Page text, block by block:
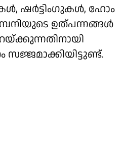
ഷർട്ടിംഗുകൾ, ഹോം
ഉത്പന്നങ്ങൾ